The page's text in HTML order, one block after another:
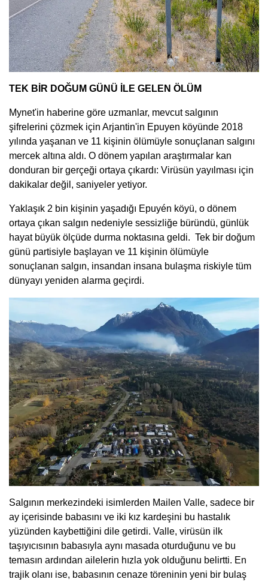
TEK BİR DOĞUM GÜNÜ İLE GELEN ÖLÜM
Mynet'in haberine göre uzmanlar, mevcut salgının
şifrelerini çözmek için Arjantin'in Epuyen köyünde 2018
yılında yaşanan ve 11 kişinin ölümüyle sonuçlanan salgını
mercek altına aldı. O dönem yapılan araştırmalar kan
donduran bir gerçeği ortaya çıkardı: Virüsün yayılması için
dakikalar değil, saniyeler yetiyor.
Yaklaşık 2 bin kişinin yaşadığı Epuyén köyü, o dönem
ortaya çıkan salgın nedeniyle sessizliğe büründü, günlük
hayat büyük ölçüde durma noktasına geldi. Tek bir doğum
günü partisiyle başlayan ve 11 kişinin ölümüyle
sonuçlanan salgın, insandan insana bulaşma riskiyle tüm
dünyayı yeniden alarma geçirdi.
Salgının merkezindeki isimlerden Mailen Valle, sadece bir
ay içerisinde babasını ve iki kız kardeşini bu hastalık
yüzünden kaybettiğini dile getirdi. Valle, virüsün ilk
taşıyıcısının babasıyla aynı masada oturduğunu ve bu
temasın ardından ailelerin hızla yok olduğunu belirtti. En
trajik olanı ise, babasının cenaze töreninin yeni bir bulaş